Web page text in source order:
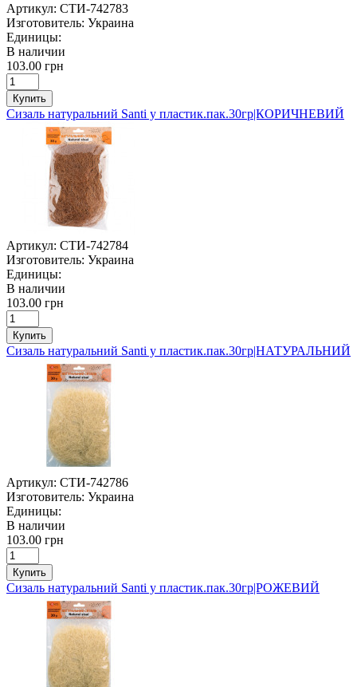
Артикул: СТИ-742783
Изготовитель: Украина
Единицы:
В наличии
103.00 грн
Купить
Сизаль натуральний Santi у пластик.пак.30гр|КОРИЧНЕВИЙ
Артикул: СТИ-742784
Изготовитель: Украина
Единицы:
В наличии
103.00 грн
Купить
Сизаль натуральний Santi у пластик.пак.30гр|НАТУРАЛЬНИЙ
Артикул: СТИ-742786
Изготовитель: Украина
Единицы:
В наличии
103.00 грн
Купить
Сизаль натуральний Santi у пластик.пак.30гр|РОЖЕВИЙ